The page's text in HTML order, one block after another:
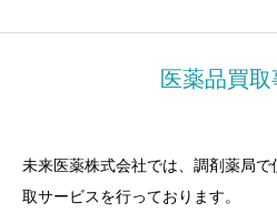
医薬品買取
未来医薬株式会社では、調剤薬局
取サービスを行っております。